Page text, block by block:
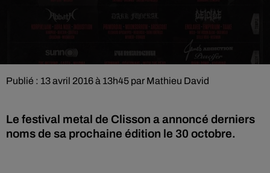
Publié : 13 avril 2016 à 13h45 par Mathieu David
Le festival metal de Clisson a annoncé derniers